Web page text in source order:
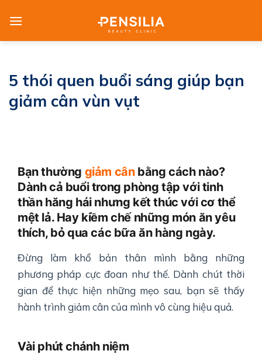
5 thói quen buổi sáng giúp bạn
giảm cân vùn vụt
Bạn thường giảm cânbằng cách nào?
Dành cả buổi trong phòng tập với tinh
thần hăng hái nhưng kết thúc với cơ thể
mệt lả. Hay kiềm chế những món ăn yêu
thích, bỏ qua các bữa ăn hàng ngày.
Đừng làm khổ bản thân mình bằng những
phương pháp cực đoan như thế. Dành chút thời
gian để thực hiện những mẹo sau, bạn sẽ thấy
hành trình giảm cân của mình vô cùng hiệu quả.
Vài phút chánh niệm